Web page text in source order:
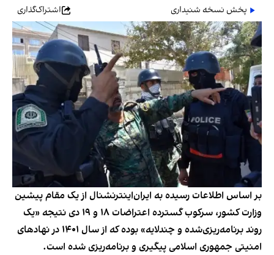
پخش نسخه شنیداری
اشتراک‌گذاری
بر اساس اطلاعات رسیده به ایران‌اینترنشنال از یک مقام پیشین
وزارت کشور، سرکوب گسترده اعتراضات ۱۸ و ۱۹ دی‌ نتیجه «یک
روند برنامه‌ریزی‌شده و چندلایه» بوده که از سال ۱۴۰۱ در نهادهای
امنیتی جمهوری اسلامی پیگیری و برنامه‌ریزی شده است.